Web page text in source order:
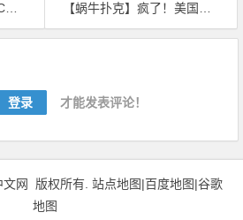
【蜗牛扑克】疯了！美国支付宝转100美元收2.9美元手续费,转向数字货币？
登录 才能发表评论！
网 版权所有. 站点地图|百度地图|谷歌
地图